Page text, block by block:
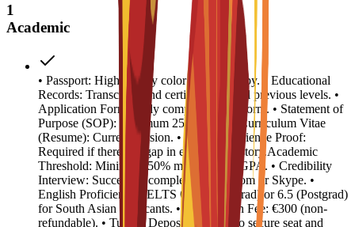
1
Academic
• Passport: High-quality color scanned copy. • Educational
Records: Transcripts and certificates for all previous levels. •
Application Form: Fully completed C3S form. • Statement of
Purpose (SOP): Minimum 250 words. • Curriculum Vitae
(Resume): Current version. • Work Experience Proof:
Required if there is a gap in education history.Academic
Threshold: Minimum 50% marks or 2.5 GPA. • Credibility
Interview: Successful completion via Zoom or Skype. •
English Proficiency: IELTS 6.0 (Undergrad) or 6.5 (Postgrad)
for South Asian applicants. • Registration Fee: €300 (non-
refundable). • Tuition Deposit: €4,500 (to secure seat and